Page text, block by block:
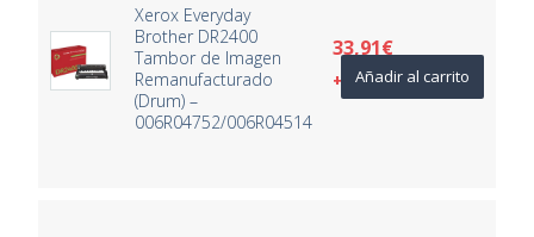
Xerox Everyday
Brother DR2400
Tambor de Imagen
Remanufacturado
(Drum) –
006R04752/006R04514
33,91€
+ IVAAñadir al carrito